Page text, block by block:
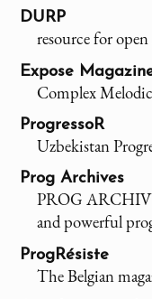
DURP
resource for
Expose
Complex
ProgressoR
Uzbekistan
Prog Archives
PROG
and powerful
ProgRésiste
The Belgian